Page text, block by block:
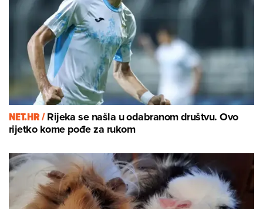
NET.HR /Rijeka se našla u odabranom društvu. Ovo
rijetko kome pođe za rukom